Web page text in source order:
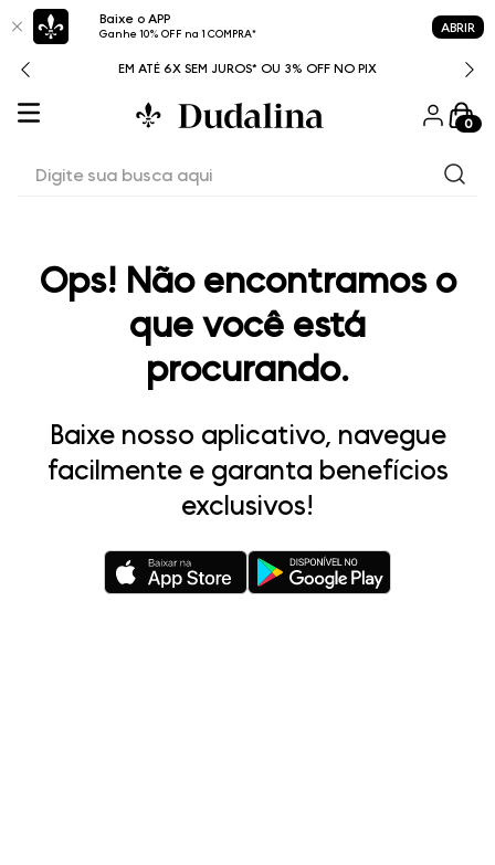
Baixe o APP
Ganhe 10% OFF na 1 COMPRA* ABRIR
EM ATÉ 6X SEM JUROS* OU 3% OFF NO PIX
0
Ops! Não encontramos o
que você está
procurando.
Baixe nosso aplicativo, navegue
facilmente e garanta benefícios
exclusivos!